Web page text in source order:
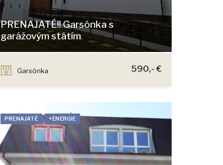
PRENAJATÉ!! Garsónka s
garážovým státím
Garsónka
590,- €
PRENAJATÉ +ENERGIE